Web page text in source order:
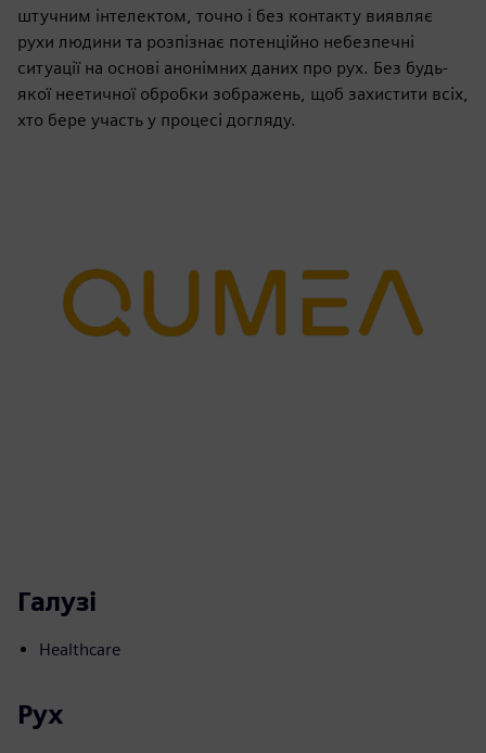
штучним інтелектом, точно і без контакту виявляє
рухи людини та розпізнає потенційно небезпечні
ситуації на основі анонімних даних про рух. Без будь-
якої неетичної обробки зображень, щоб захистити всіх,
хто бере участь у процесі догляду.
Галузі
Healthcare
Рух